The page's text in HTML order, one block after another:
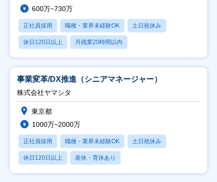
600万~730万
正社員採用 職種・業界未経験OK 土日祝休み
休日120日以上 月残業20時間以内
事業変革/DX推進（シニアマネージャー）
株式会社ヤマシタ
東京都
1000万~2000万
正社員採用 職種・業界未経験OK 土日祝休み
休日120日以上 産休・育休あり